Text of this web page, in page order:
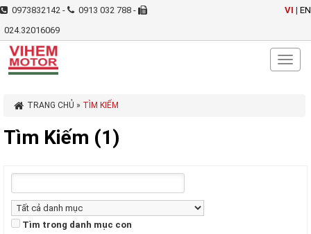
0973832142 -
0913 032 788 -
024.32016069
VI | EN
TRANG CHỦ » TÌM KIẾM
Tìm Kiếm (1)
Tìm trong danh mục con